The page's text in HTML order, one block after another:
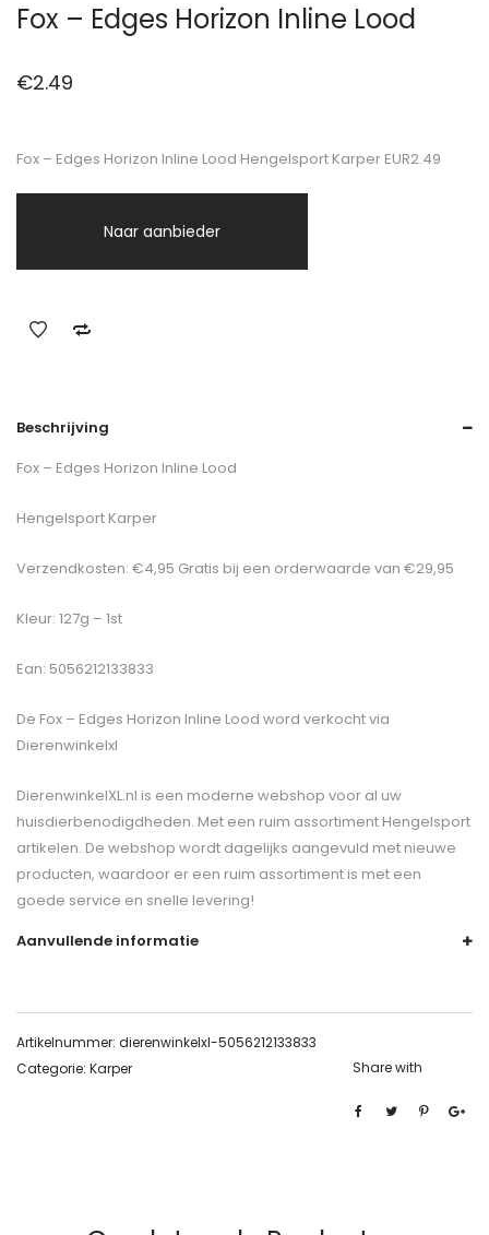
Fox – Edges Horizon Inline Lood
€2.49
Fox – Edges Horizon Inline Lood Hengelsport Karper EUR2.49
Naar aanbieder
Beschrijving
Fox – Edges Horizon Inline Lood
Hengelsport Karper
Verzendkosten: €4,95 Gratis bij een orderwaarde van €29,95
Kleur: 127g – 1st
Ean: 5056212133833
De Fox – Edges Horizon Inline Lood word verkocht via
Dierenwinkelxl
DierenwinkelXL.nl is een moderne webshop voor al uw
huisdierbenodigdheden. Met een ruim assortiment Hengelsport
artikelen. De webshop wordt dagelijks aangevuld met nieuwe
producten, waardoor er een ruim assortiment is met een
goede service en snelle levering!
Aanvullende informatie
Artikelnummer: dierenwinkelxl-5056212133833
Categorie: Karper Share with